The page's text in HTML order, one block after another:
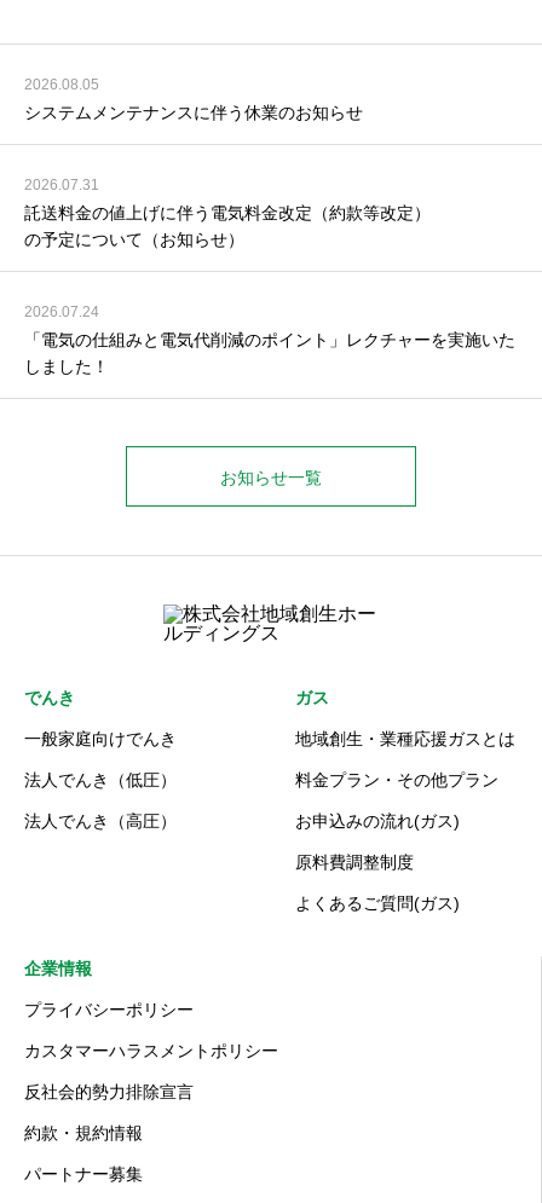
2026.08.05
システムメンテナンスに伴う休業のお知らせ
2026.07.31
託送料金の値上げに伴う電気料金改定（約款等改定）
の予定について（お知らせ）
2026.07.24
「電気の仕組みと電気代削減のポイント」レクチャーを実施いた
しました！
お知らせ一覧
でんき
一般家庭向けでんき
法人でんき（低圧）
法人でんき（高圧）
ガス
地域創生・業種応援ガスとは
料金プラン・その他プラン
お申込みの流れ(ガス)
原料費調整制度
よくあるご質問(ガス)
企業情報
プライバシーポリシー
カスタマーハラスメントポリシー
反社会的勢力排除宣言
約款・規約情報
パートナー募集